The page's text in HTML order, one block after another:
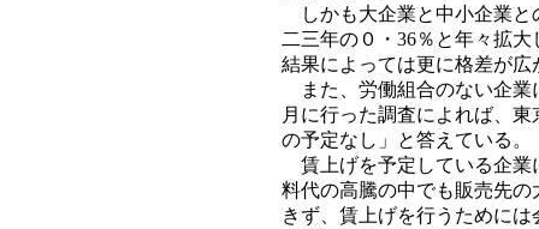
しかも大企業と中小企業と
二三年の０・36％と年々拡
結果によっては更に格差が広
また、労働組合のない企業
月に行った調査によれば、
の予定なし」と答えている。
賃上げを予定している企業
料代の高騰の中でも販売先
きず、賃上げを行うために